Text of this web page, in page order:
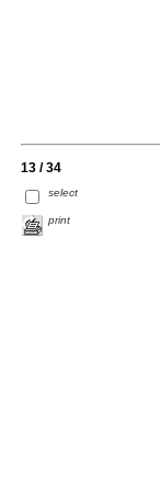
13 / 34
select
print